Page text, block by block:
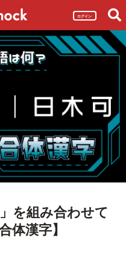
ログイン
を組み合わせて
体漢字】